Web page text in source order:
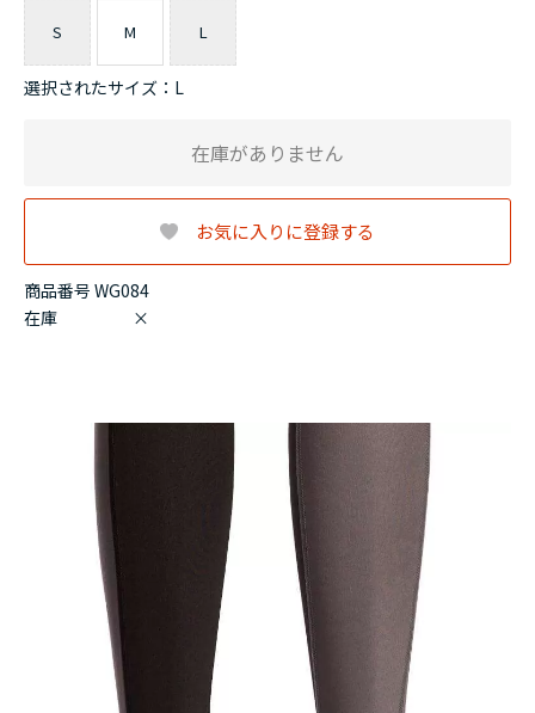
商品番号 WG084
在庫 ×
S M L
選択されたサイズ：L
お気に入りに登録する
在庫がありません